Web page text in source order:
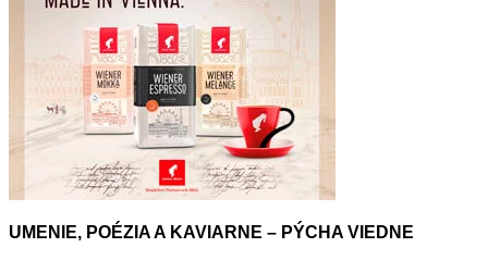
UMENIE, POÉZIA A KAVIARNE – PÝCHA VIEDNE